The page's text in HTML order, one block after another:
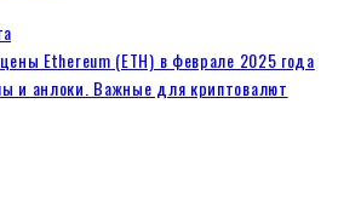
Ethereum (ETH) в феврале 2025 года
и анлоки. Важные для криптовалют